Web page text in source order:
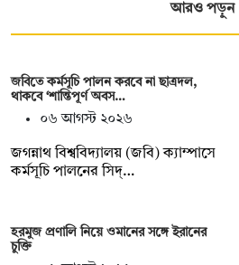
আরও পড়ুন
জবিতে কর্মসূচি পালন করবে না ছাত্রদল,
থাকবে ‘শান্তিপূর্ণ অবস…
০৬ আগস্ট ২০২৬
জগন্নাথ বিশ্ববিদ্যালয় (জবি) ক্যাম্পাসে
কর্মসূচি পালনের সিদ্…
হরমুজ প্রণালি নিয়ে ওমানের সঙ্গে ইরানের
চুক্তি